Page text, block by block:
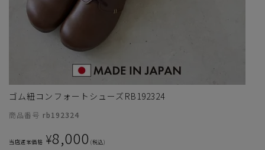
ゴム紐コンフォートシューズRB192324
商品番号 rb192324
当店通常価格 ¥8,000 税込
ヒールの高さ
絞り込んで検索する